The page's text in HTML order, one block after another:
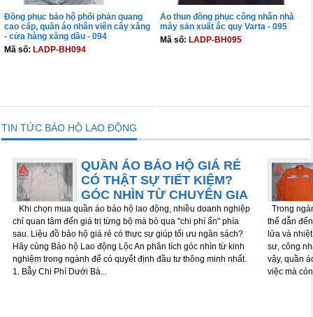
Đồng phục bảo hộ phối phản quang
cao cấp, quần áo nhân viên cây xăng
- cửa hàng xăng dầu - 094
Mã số: LADP-BH094
Áo thun đồng phục công nhân nhà
máy sản xuất ắc quy Varta - 095
Mã số: LADP-BH095
TIN TỨC BẢO HỘ LAO ĐỘNG
QUẦN ÁO BẢO HỘ GIÁ RẺ
CÓ THẬT SỰ TIẾT KIỆM?
GÓC NHÌN TỪ CHUYÊN GIA
Khi chọn mua quần áo bảo hộ lao động, nhiều doanh nghiệp
chỉ quan tâm đến giá trị từng bộ mà bỏ qua "chi phí ẩn" phía
sau. Liệu đồ bảo hộ giá rẻ có thực sự giúp tối ưu ngân sách?
Hãy cùng Bảo hộ Lao động Lộc An phân tích góc nhìn từ kinh
nghiệm trong ngành để có quyết định đầu tư thông minh nhất.
1. Bẫy Chi Phí Dưới Bà...
Trong
thể dẫn
lửa và
sư, công
vậy, quần
việc mà